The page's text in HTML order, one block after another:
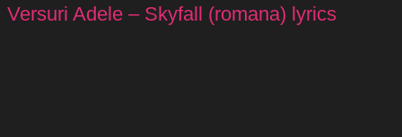
Versuri Adele – Skyfall (romana) lyrics